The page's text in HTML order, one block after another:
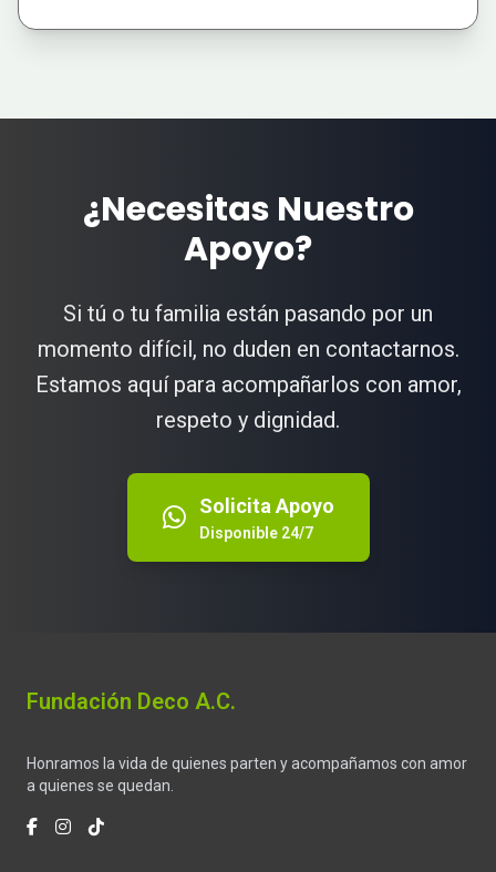
¿Necesitas Nuestro
Apoyo?
Si tú o tu familia están pasando por un
momento difícil, no duden en contactarnos.
Estamos aquí para acompañarlos con amor,
respeto y dignidad.
Solicita Apoyo
Disponible 24/7
Fundación Deco A.C.
Honramos la vida de quienes parten y acompañamos con amor
a quienes se quedan.